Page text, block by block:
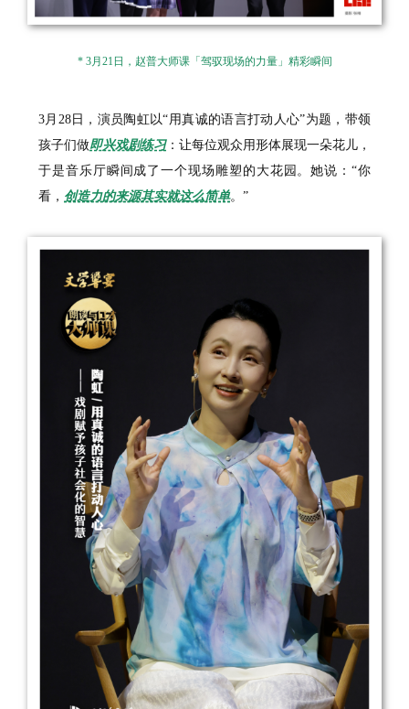
* 3月21日，赵普大师课「驾驭现场的力量」精彩瞬间
3月28日，演员陶虹以“用真诚的语言打动人心”为题，带领
孩子们做即兴戏剧练习：让每位观众用形体展现一朵花儿，
于是音乐厅瞬间成了一个现场雕塑的大花园。她说：“你
看， 创造力的来源其实就这么简单。”